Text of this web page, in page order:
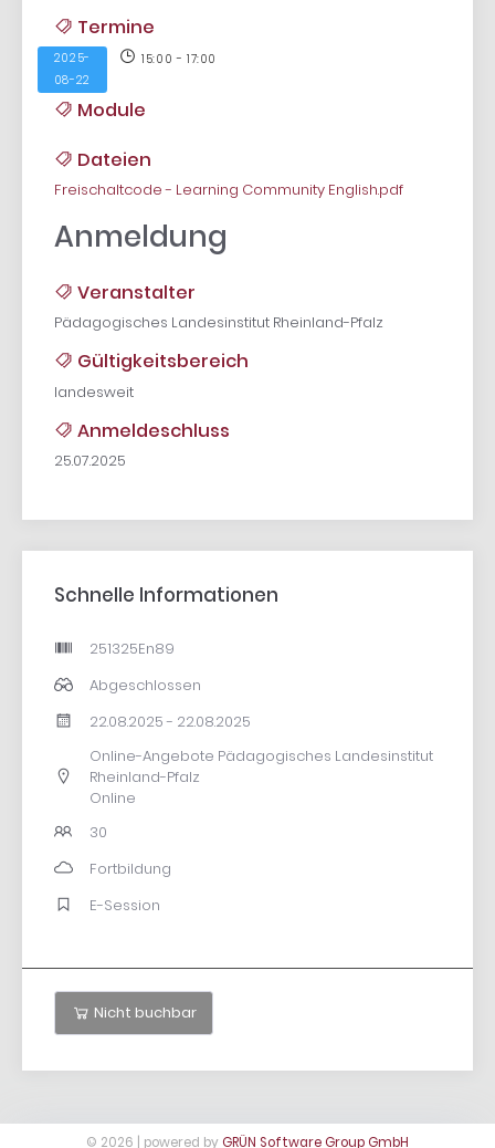
Termine
2025-
08-22
15:00 - 17:00
Module
Dateien
Freischaltcode - Learning Community English.pdf
Anmeldung
Veranstalter
Pädagogisches Landesinstitut Rheinland-Pfalz
Gültigkeitsbereich
landesweit
Anmeldeschluss
25.07.2025
Schnelle Informationen
251325En89
Abgeschlossen
22.08.2025 - 22.08.2025
Online-Angebote Pädagogisches Landesinstitut
Rheinland-Pfalz
Online
30
Fortbildung
E-Session
Nicht buchbar
© 2026 | powered by GRÜN Software Group GmbH